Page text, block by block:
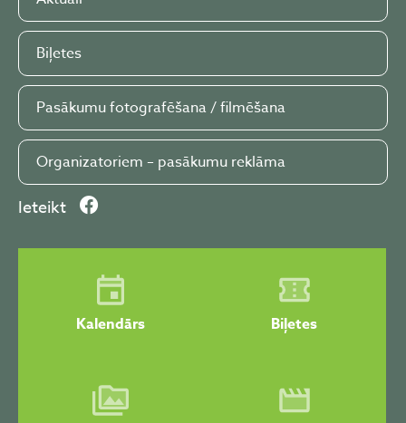
Biļetes
Pasākumu fotografēšana / filmēšana
Organizatoriem – pasākumu reklāma
Ieteikt
Kalendārs Biļetes